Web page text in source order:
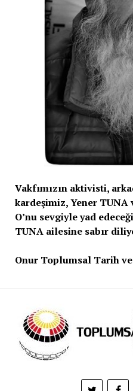
Vakfımızın aktivisti,
kardeşimiz, Yener
O’nu sevgiyle yad
TUNA ailesine sabır
Onur Toplumsal Tarih